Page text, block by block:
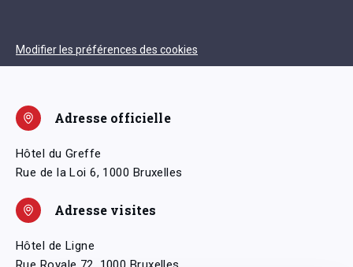
Modifier les préférences des cookies
Adresse officielle
Hôtel du Greffe
Rue de la Loi 6, 1000 Bruxelles
Adresse visites
Hôtel de Ligne